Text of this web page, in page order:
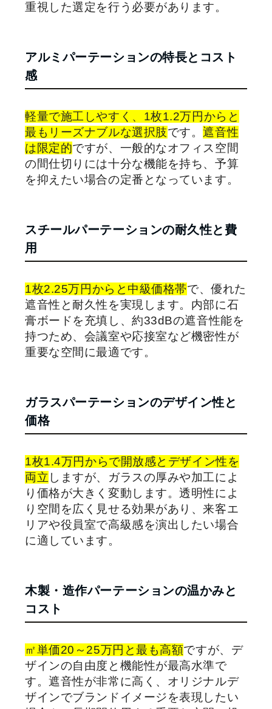
重視した選定を行う必要があります。
アルミパーテーションの特長とコスト
感
軽量で施工しやすく、1枚1.2万円からと
最もリーズナブルな選択肢です。遮音性
は限定的ですが、一般的なオフィス空間
の間仕切りには十分な機能を持ち、予算
を抑えたい場合の定番となっています。
スチールパーテーションの耐久性と費
用
1枚2.25万円からと中級価格帯で、優れた
遮音性と耐久性を実現します。内部に石
膏ボードを充填し、約33dBの遮音性能を
持つため、会議室や応接室など機密性が
重要な空間に最適です。
ガラスパーテーションのデザイン性と
価格
1枚1.4万円からで開放感とデザイン性を
両立 しますが、ガラスの厚みや加工によ
り価格が大きく変動します。透明性によ
り空間を広く見せる効果があり、来客エ
リアや役員室で高級感を演出したい場合
に適しています。
木製・造作パーテーションの温かみと
コスト
㎡単価20～25万円と最も高額ですが、デ
ザインの自由度と機能性が最高水準で
す。遮音性が非常に高く、オリジナルデ
ザインでブランドイメージを表現したい